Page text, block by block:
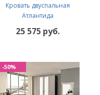
Кровать двуспальная
Атлантида
25 575 руб.
-50%